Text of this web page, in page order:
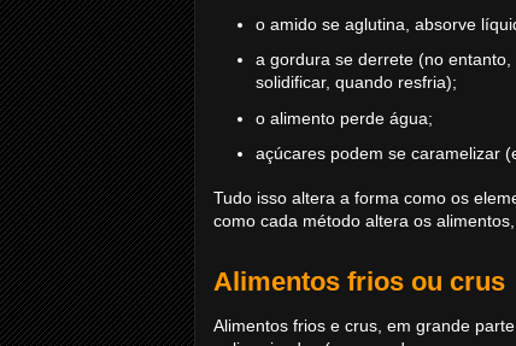
o amido se aglutina, absorve
a gordura se derrete (no
solidificar, quando resfria);
o alimento perde água;
açúcares podem se caramelizar
Tudo isso altera a forma como os
como cada método altera os
Alimentos frios ou crus
Alimentos frios e crus, em grande